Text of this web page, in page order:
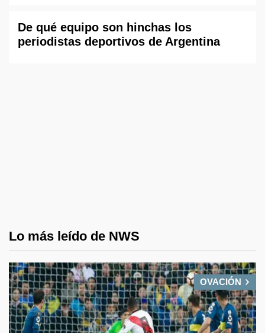
De qué equipo son hinchas los
periodistas deportivos de Argentina
Lo más leído de NWS
OVACIÓN